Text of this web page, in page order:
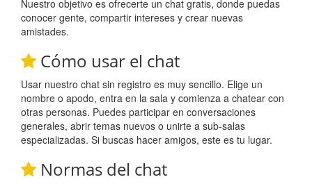
Nuestro objetivo es ofrecerte un chat gratis, donde puedas
conocer gente, compartir intereses y crear nuevas
amistades.
Cómo usar el chat
Usar nuestro chat sin registro es muy sencillo. Elige un
nombre o apodo, entra en la sala y comienza a chatear con
otras personas. Puedes participar en conversaciones
generales, abrir temas nuevos o unirte a sub-salas
especializadas. Si buscas hacer amigos, este es tu lugar.
Normas del chat